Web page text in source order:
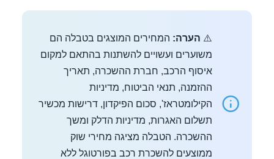
⚠️ הערה: המחירים המוצגים בטבלה הם
משוערים ועשויים להשתנות בהתאם למקום
איסוף הרכב, חברת ההשכרה, תאריך
ההזמנה, תנאי הביטוח, מדיניות
הקילומטראז', סכום הפיקדון, דרישות מכשיר
תשלום האגרות, מדיניות הדלק ומשך
ההשכרה. הטבלה מציגה מחירי שוק
ממוצעים להשכרת רכב בפורטוגל ללא